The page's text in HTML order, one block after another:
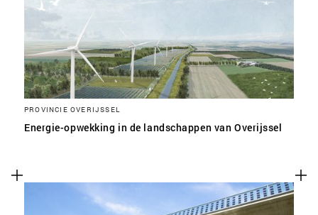
PROVINCIE OVERIJSSEL
Energie-opwekking in de landschappen van Overijssel